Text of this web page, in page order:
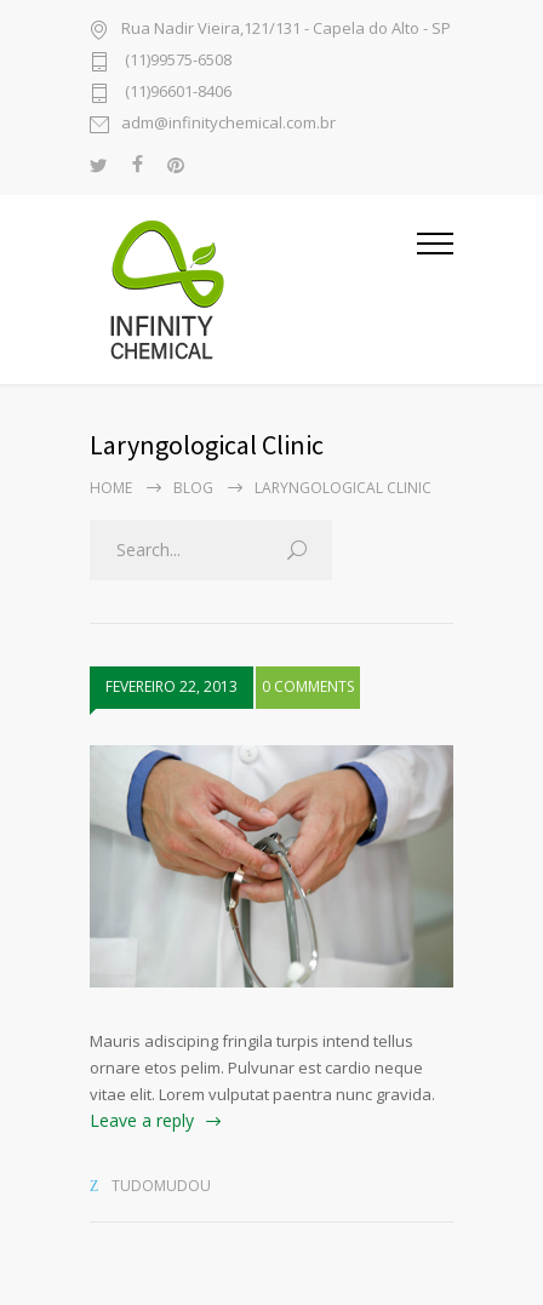
Rua Nadir Vieira,121/131 - Capela do Alto - SP
(11)99575-6508
(11)96601-8406
adm@infinitychemical.com.br
Laryngological Clinic
HOME BLOG LARYNGOLOGICAL CLINIC
FEVEREIRO 22, 2013 0 COMMENTS
Mauris adisciping fringila turpis intend tellus
ornare etos pelim. Pulvunar est cardio neque
vitae elit. Lorem vulputat paentra nunc gravida.
Leave a reply
TUDOMUDOU